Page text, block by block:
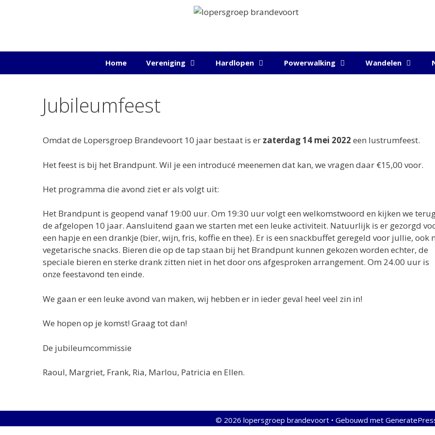
Home Vereniging Hardlopen Powerwalking Wandelen
Jubileumfeest
Omdat de Lopersgroep Brandevoort 10 jaar bestaat is er zaterdag 14 mei 2022 een lustrumfeest.
Het feest is bij het Brandpunt. Wil je een introducé meenemen dat kan, we vragen daar €15,00 voor.
Het programma die avond ziet er als volgt uit:
Het Brandpunt is geopend vanaf 19:00 uur. Om 19:30 uur volgt een welkomstwoord en kijken we
de afgelopen 10 jaar. Aansluitend gaan we starten met een leuke activiteit. Natuurlijk is er gezorgd
een hapje en een drankje (bier, wijn, fris, koffie en thee). Er is een snackbuffet geregeld voor jullie, ook
vegetarische snacks. Bieren die op de tap staan bij het Brandpunt kunnen gekozen worden echter, de
speciale bieren en sterke drank zitten niet in het door ons afgesproken arrangement. Om 24.00 uur is
onze feestavond ten einde.
We gaan er een leuke avond van maken, wij hebben er in ieder geval heel veel zin in!
We hopen op je komst! Graag tot dan!
De jubileumcommissie
Raoul, Margriet, Frank, Ria, Marlou, Patricia en Ellen.
© 2026 lopersgroep brandevoort• Gebouwd met